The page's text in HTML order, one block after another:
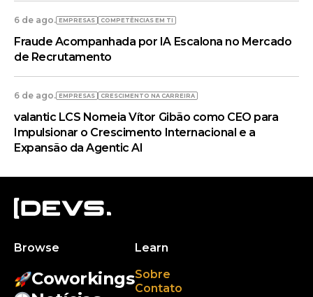
6 de ago. EMPRESAS COMPETÊNCIAS EM TI
Fraude Acompanhada por IA Escalona no Mercado
de Recrutamento
6 de ago. EMPRESAS CRESCIMENTO NA CARREIRA
valantic LCS Nomeia Vítor Gibão como CEO para
Impulsionar o Crescimento Internacional e a
Expansão da Agentic AI
Browse
Coworkings
Learn
Sobre
Contato